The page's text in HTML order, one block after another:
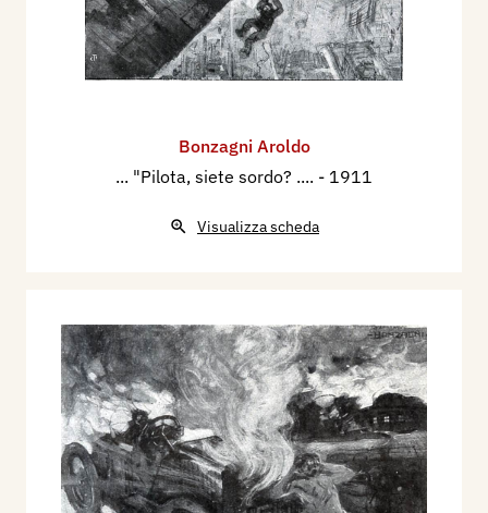
Bonzagni Aroldo
... "Pilota, siete sordo? .... - 1911
Visualizza scheda